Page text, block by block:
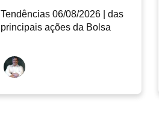
Tendências 06/08/2026 | das
principais ações da Bolsa